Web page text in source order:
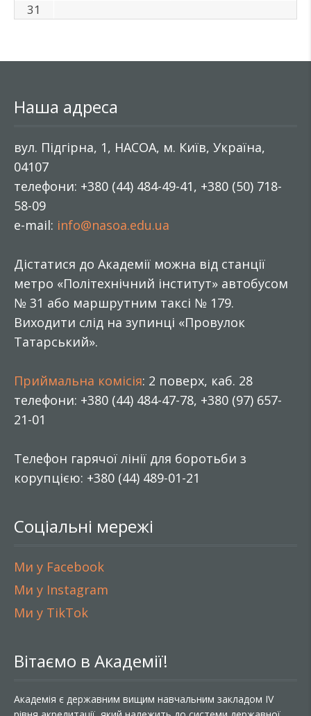
31
Наша адреса
вул. Підгірна, 1, НАСОА, м. Київ, Україна,
04107
телефони: +380 (44) 484-49-41, +380 (50) 718-
58-09
e-mail: info@nasoa.edu.ua
Дістатися до Академії можна від станції
метро «Політехнічний інститут» автобусом
№ 31 або маршрутним таксі № 179.
Виходити слід на зупинці «Провулок
Татарський».
Приймальна комісія: 2 поверх, каб. 28
телефони: +380 (44) 484-47-78, +380 (97) 657-
21-01
Телефон гарячої лінії для боротьби з
корупцією: +380 (44) 489-01-21
Соціальні мережі
Ми у Facebook
Ми у Instagram
Ми у TikTok
Вітаємо в Академії!
Академія є державним вищим навчальним закладом IV